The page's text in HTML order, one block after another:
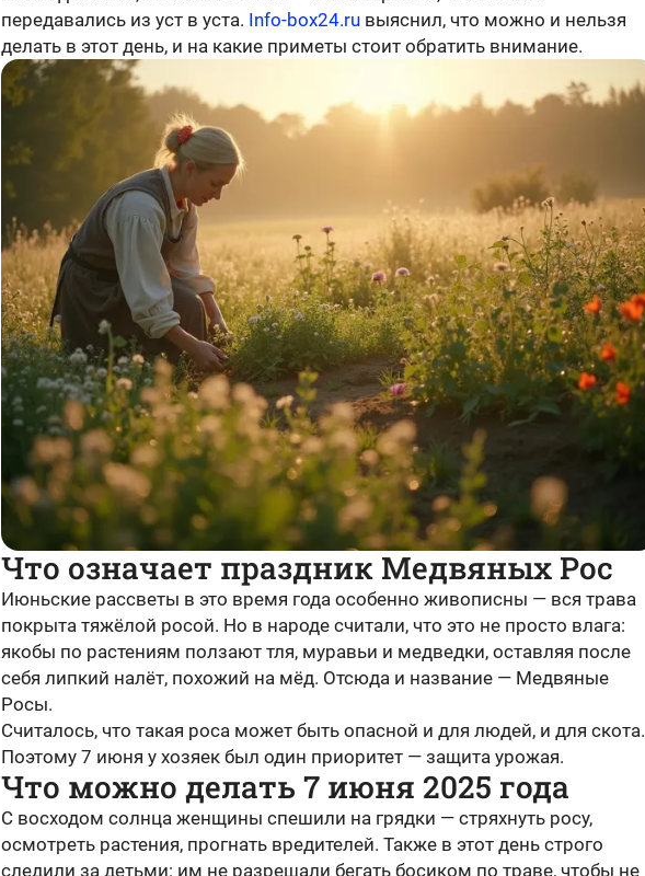
передавались из уст в уста. Info-box24.ru выяснил, что можно и нельзя
делать в этот день, и на какие приметы стоит обратить внимание.
Что означает праздник Медвяных Рос
Июньские рассветы в это время года особенно живописны — вся трава
покрыта тяжёлой росой. Но в народе считали, что это не просто влага:
якобы по растениям ползают тля, муравьи и медведки, оставляя после
себя липкий налёт, похожий на мёд. Отсюда и название — Медвяные
Росы.
Считалось, что такая роса может быть опасной и для людей, и для скота.
Поэтому 7 июня у хозяек был один приоритет — защита урожая.
Что можно делать 7 июня 2025 года
С восходом солнца женщины спешили на грядки — стряхнуть росу,
осмотреть растения, прогнать вредителей. Также в этот день строго
следили за детьми: им не разрешали бегать босиком по траве, чтобы не